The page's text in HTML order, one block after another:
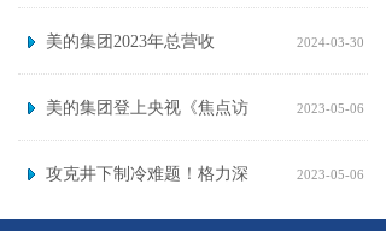
美的集团2023年总营收 2024-03-30
美的集团登上央视《焦点访 2023-05-06
攻克井下制冷难题！格力深 2023-05-06